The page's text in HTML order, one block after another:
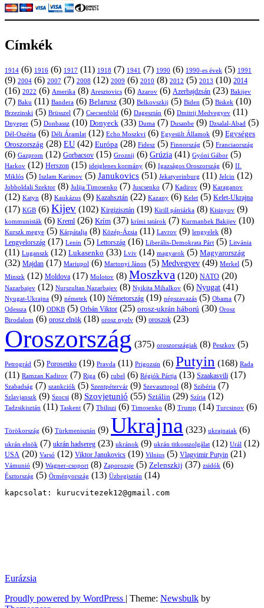
Címkék
1914 (6) 1916 (6) 1917 (11) 1918 (7) 1941 (7) 1990 (6) 1990-es évek (5) 1991
(9) 2004 (6) 2007 (7) 2008 (12) 2009 (6) 2010 (8) 2012 (5) 2013 (10) 2014
(16) 2022 (6) Amerika (8) Aresztovics (6) Azarov (6) Azerbajdzsán (23) Bakijev
(7) Baku (11) Bandera (6) Belarusz (30) Belkovszkij (5) Biden (5) Biskek (10)
Brzezinski (5) Brüsszel (7) Csecsenföld (6) Dagesztán (6) Dmitrij Medvegyev (11)
Dnyeper (5) Donbassz (10) Donyeck (33) Duma (7) Dusanbe (9) Dzsalal-Abad (5)
Dél-Oszétia (6) Déli Áramlat (12) Echo Moszkvi (6) Egyesült Államok (9) Egységes
Oroszország (28) EU (42) Európa (28) Fidesz (5) Finnország (5) Franciaország
(6) Gazprom (12) Gorbacsov (15) Groznij (6) Grúzia (41) Gyóni Gábor (5)
Harkov (12) Herszon (15) ideiglenes kormány (6) Igazságos Oroszország (6) II.
Miklós (5) Iszlam Karimov (5) Janukovics (51) Jekatyerinburg (11) Jelcin (12)
Jobboldali Szektor (8) Julija Timosenko (7) Juscsenko (7) Kadirov (9) Karaganov
(12) Katyn (8) Kaukázus (9) Kazahsztán (22) Kazany (6) Kelet (5) Kelet-Ukrajna
(17) KGB (6) Kijev (102) Kirgizisztán (19) Kirill pátriárka (8) Kisinyov (9)
kommunisták (6) Kreml (26) Krím (37) krími tatárok (7) Kurmanbek Bakijev (10)
Kurszk megye (5) Kárpátalja (8) Közép-Ázsia (11) Lavrov (9) lengyelek (8)
Lengyelország (17) Lenin (5) Lettország (16) Liberális-Demokrata Párt (5) Litvánia
(11) Luganszk (12) Lukasenko (33) Lviv (14) magyarok (5) Magyarország
(32) Majdan (17) Mariupol (6) Martonyi János (5) Medvegyev (49) Merkel (5)
Minszk (12) Moldova (17) Molotov (8) Moszkva (120) NATO (20)
Nazarbajev (12) Nurszultan Nazarbajev (8) Nyikita Mihalkov (6) Nyugat (41)
Nyugat-Ukrajna (9) németek (10) Németország (19) népszavazás (5) Obama (7)
Odessza (10) ODKB (5) Orbán Viktor (25) orosz-ukrán háború (30) Orosz
Birodalom (6) orosz elnök (18) orosz nyelv (9) oroszok (23)
Oroszország (375) oroszországiak (8) Peszkov (5)
Petrográd (5) Porosenko (19) Pravda (11) Prigozsin (6) Putyin (168) Rada
(11) Ramzan Kadirov (7) Riga (6) rubel (6) Régiók Pártja (13) Szaakasvili (17)
Szabadság (7) szankciók (5) Szentpétervár (9) Szevasztopol (8) Szibéria (7)
Szlavjanszk (9) Szocsi (8) Szovjetunió (55) Sztálin (29) Szíria (12)
Tadzsikisztán (11) Taskent (7) Tbiliszi (6) Timosenko (8) Trump (14) Turcsinov (6)
Törökország (6) Türkmenisztán (9) Ukrajna (323) ukrajnaiak (6)
ukrán elnök (7) ukrán hadsereg (23) ukránok (9) ukrán titkosszolgálat (12) Urál (12)
USA (20) Varsó (12) Viktor Janukovics (19) Vilnius (5) Vlagyimir Putyin (21)
Vámunió (9) Wagner-csoport (8) Zaporozsje (5) Zelenszkij (37) zsidók (6)
Észtország (5) Örményország (13) Üzbegisztán (14)
kapcsolat: kurucvitezek12@gmail.com
Eurázsia
Proudly powered by WordPress
Theme: Newsbulk by